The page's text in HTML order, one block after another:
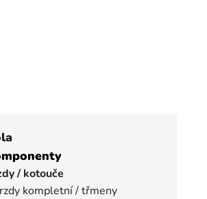
/ kotouče
kompletní / třmeny